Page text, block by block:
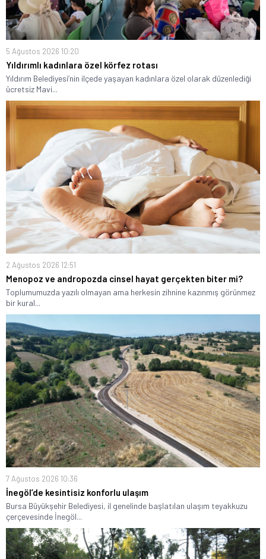
5 Ağustos 2026 10:20
Yıldırımlı kadınlara özel körfez rotası
Yıldırım Belediyesi’nin ilçede yaşayan kadınlara özel olarak düzenlediği
ücretsiz Mavi...
2 Ağustos 2026 12:51
Menopoz ve andropozda cinsel hayat gerçekten biter mi?
Toplumumuzda yazılı olmayan ama herkesin zihnine kazınmış görünmez
bir kural...
7 Ağustos 2026 10:36
İnegöl’de kesintisiz konforlu ulaşım
Bursa Büyükşehir Belediyesi, il genelinde başlatılan ulaşım teyakkuzu
çerçevesinde İnegöl...